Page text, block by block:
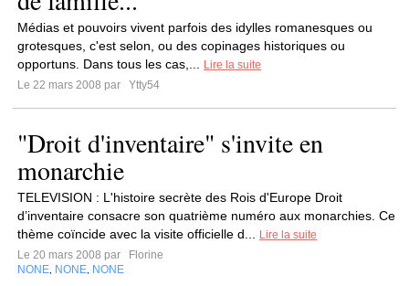
Médias et pouvoirs vivent parfois des idylles romanesques ou
grotesques, c'est selon, ou des copinages historiques ou
opportuns. Dans tous les cas,...
Lire la suite
Le 22 mars 2008 par
Ytty54
"Droit d'inventaire" s'invite en
monarchie
TELEVISION : L'histoire secrète des Rois d'Europe Droit
d’inventaire consacre son quatrième numéro aux monarchies. Ce
thème coïncide avec la visite officielle d...
Lire la suite
Le 20 mars 2008 par
Florine
NONE NONE NONE